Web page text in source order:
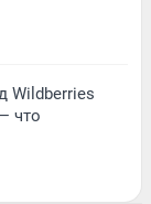
Wildberries
что